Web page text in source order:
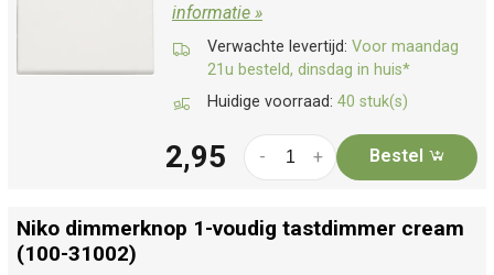
informatie »
Verwachte levertijd: Voor maandag
21u besteld, dinsdag in huis*
Huidige voorraad: 40 stuk(s)
2,95 +
- Bestel
Niko dimmerknop 1-voudig tastdimmer cream
(100-31002)